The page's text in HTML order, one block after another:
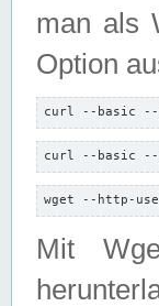
man als
Option
curl --basic --
curl --basic --
wget --http-
Mit